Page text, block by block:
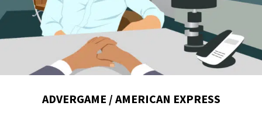
ADVERGAME / AMERICAN EXPRESS